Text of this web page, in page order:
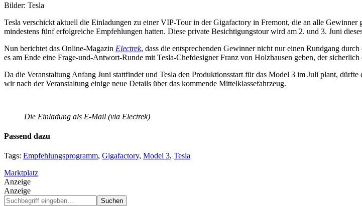
Bilder: Tesla
Tesla verschickt aktuell die Einladungen zu einer VIP-Tour in der Gigafactory in Fremont, die an alle
mindestens fünf erfolgreiche Empfehlungen hatten. Diese private Besichtigungstour wird am 2. und 3. Juni
Nun berichtet das Online-Magazin Electrek, dass die entsprechenden Gewinner nicht nur einen Rundgang
es am Ende eine Frage-und-Antwort-Runde mit Tesla-Chefdesigner Franz von Holzhausen geben, der
Da die Veranstaltung Anfang Juni stattfindet und Tesla den Produktionsstart für das Model 3 im Juli plant,
wir nach der Veranstaltung einige neue Details über das kommende Mittelklassefahrzeug.
Die Einladung als E-Mail (via Electrek)
Passend dazu
Tags: Empfehlungsprogramm, Gigafactory, Model 3, Tesla
Marktplatz
Anzeige
Anzeige
Suchbegriff